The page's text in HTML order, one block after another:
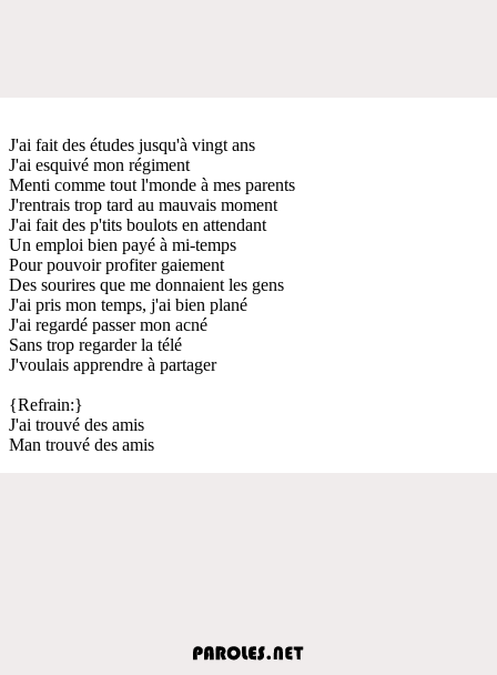
J'ai fait des études jusqu'à vingt ans
J'ai esquivé mon régiment
Menti comme tout l'monde à mes parents
J'rentrais trop tard au mauvais moment
J'ai fait des p'tits boulots en attendant
Un emploi bien payé à mi-temps
Pour pouvoir profiter gaiement
Des sourires que me donnaient les gens
J'ai pris mon temps, j'ai bien plané
J'ai regardé passer mon acné
Sans trop regarder la télé
J'voulais apprendre à partager
{Refrain:}
J'ai trouvé des amis
Man trouvé des amis